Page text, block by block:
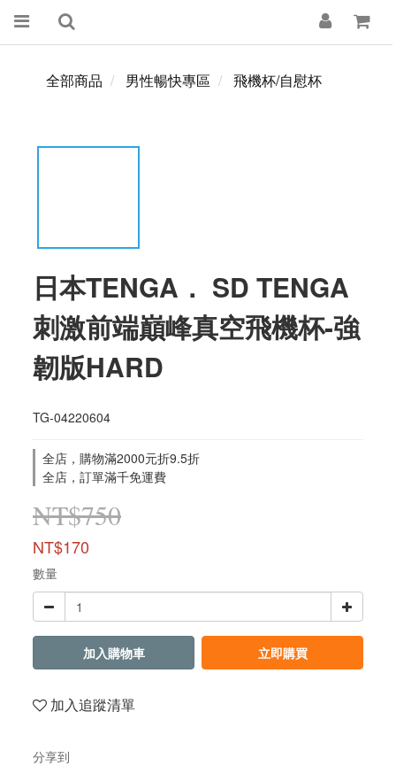
全部商品 男性暢快專區 飛機杯/自慰杯
日本TENGA． SD TENGA
刺激前端巔峰真空飛機杯-強
韌版HARD
TG-04220604
全店，購物滿2000元折9.5折
全店，訂單滿千免運費
NT$750
NT$170
數量
加入購物車 立即購買
加入追蹤清單
分享到